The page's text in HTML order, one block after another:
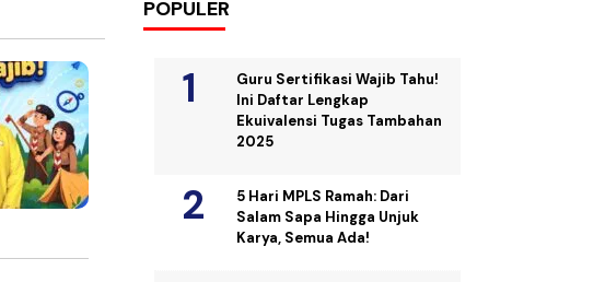
POPULER
Guru Sertifikasi Wajib Tahu!
Ini Daftar Lengkap
Ekuivalensi Tugas Tambahan
2025
5 Hari MPLS Ramah: Dari
Salam Sapa Hingga Unjuk
Karya, Semua Ada!